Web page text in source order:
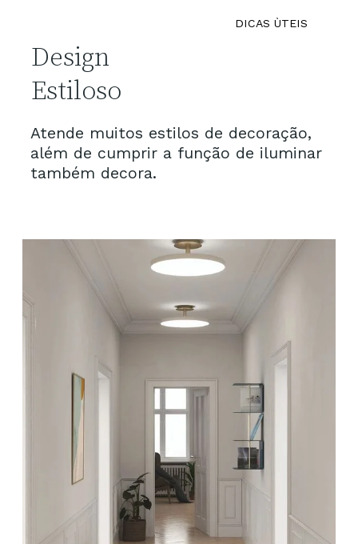
Atende muitos estilos de decoração,
além de cumprir a função de iluminar
também decora.
Design
Estiloso
DICAS ÙTEIS